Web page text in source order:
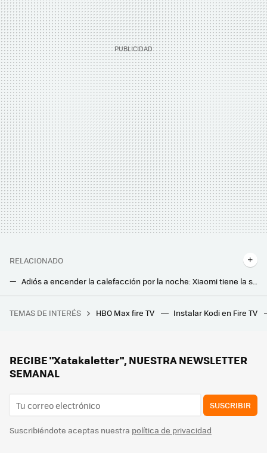
RELACIONADO
Adiós a encender la calefacción por la noche: Xiaomi tiene la solución ideal para dormir sin frío en invierno
La competitividad laboral en Corea del Sur empieza en las aulas de forma extrema: las familias gastan 723 euros al mes en los 'hagwon'
TEMAS DE INTERÉS HBO Max fire TV Instalar Kodi en Fire TV
RECIBE "Xatakaletter", NUESTRA NEWSLETTER
SEMANAL
SUSCRIBIR
Suscribiéndote aceptas nuestra política de privacidad